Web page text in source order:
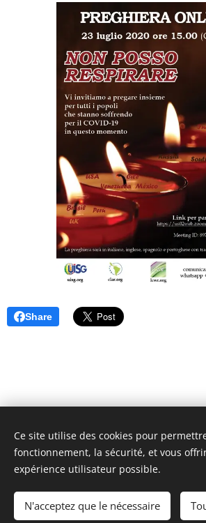
Share
Unione Superiori Generali - Via dei
Cookies
Langues
Italiano
English Français
Ce site utilise des cookies pour
fonctionnement, la sécurité, et vous
expérience utilisateur possible.
N'acceptez que le nécessaire